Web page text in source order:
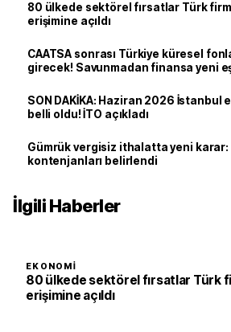
80 ülkede sektörel fırsatlar Türk
erişimine açıldı
CAATSA sonrası Türkiye küresel
girecek! Savunmadan finansa yeni
SON DAKİKA: Haziran 2026 İstanbul
belli oldu! İTO açıkladı
Gümrük vergisiz ithalatta yeni
kontenjanları belirlendi
İlgili Haberler
EKONOMI
80 ülkede sektörel fırsatlar Türk
erişimine açıldı